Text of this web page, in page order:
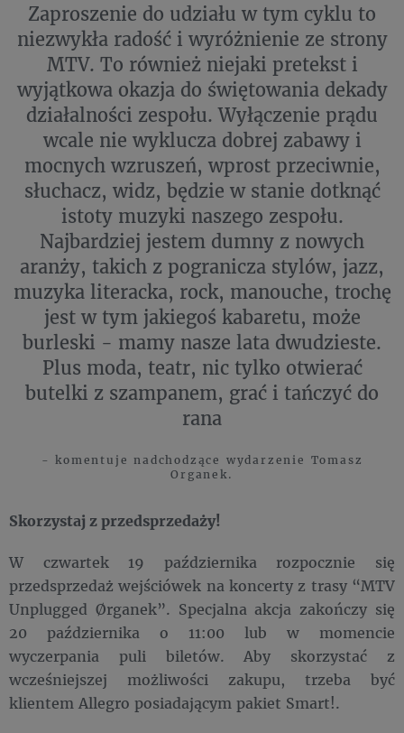
Zaproszenie do udziału w tym cyklu to
niezwykła radość i wyróżnienie ze strony
MTV. To również niejaki pretekst i
wyjątkowa okazja do świętowania dekady
działalności zespołu. Wyłączenie prądu
wcale nie wyklucza dobrej zabawy i
mocnych wzruszeń, wprost przeciwnie,
słuchacz, widz, będzie w stanie dotknąć
istoty muzyki naszego zespołu.
Najbardziej jestem dumny z nowych
aranży, takich z pogranicza stylów, jazz,
muzyka literacka, rock, manouche, trochę
jest w tym jakiegoś kabaretu, może
burleski - mamy nasze lata dwudzieste.
Plus moda, teatr, nic tylko otwierać
butelki z szampanem, grać i tańczyć do
rana
- komentuje nadchodzące wydarzenie Tomasz
Organek.
Skorzystaj z przedsprzedaży!
W czwartek 19 października rozpocznie się
przedsprzedaż wejściówek na koncerty z trasy “MTV
Unplugged Ørganek”. Specjalna akcja zakończy się
20 października o 11:00 lub w momencie
wyczerpania puli biletów. Aby skorzystać z
wcześniejszej możliwości zakupu, trzeba być
klientem Allegro posiadającym pakiet Smart!.